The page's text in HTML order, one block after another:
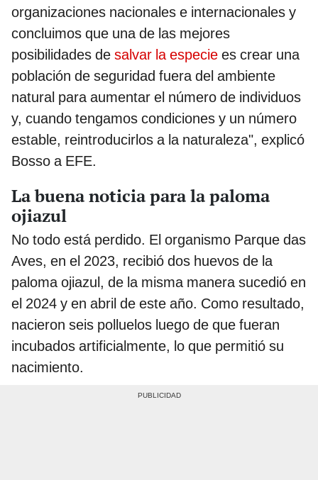
organizaciones nacionales e internacionales y
concluimos que una de las mejores
posibilidades de salvar la especie es crear una
población de seguridad fuera del ambiente
natural para aumentar el número de individuos
y, cuando tengamos condiciones y un número
estable, reintroducirlos a la naturaleza", explicó
Bosso a EFE.
La buena noticia para la paloma
ojiazul
No todo está perdido. El organismo Parque das
Aves, en el 2023, recibió dos huevos de la
paloma ojiazul, de la misma manera sucedió en
el 2024 y en abril de este año. Como resultado,
nacieron seis polluelos luego de que fueran
incubados artificialmente, lo que permitió su
nacimiento.